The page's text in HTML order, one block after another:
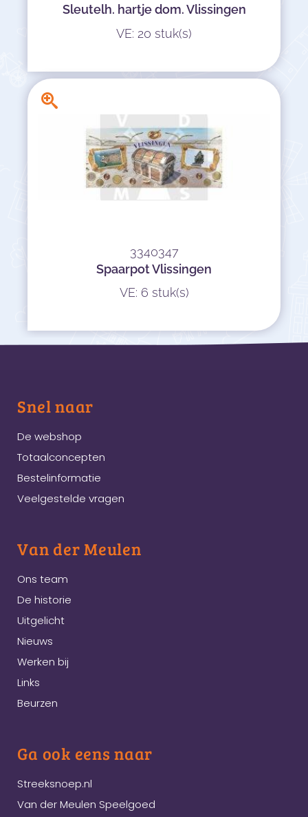
Sleutelh. hartje dom. Vlissingen
VE: 20 stuk(s)
3340347
Spaarpot Vlissingen
VE: 6 stuk(s)
Snel naar
De webshop
Totaalconcepten
Bestelinformatie
Veelgestelde vragen
Van der Meulen
Ons team
De historie
Uitgelicht
Nieuws
Werken bij
Links
Beurzen
Ga ook eens naar
Streeksnoep.nl
Van der Meulen Speelgoed